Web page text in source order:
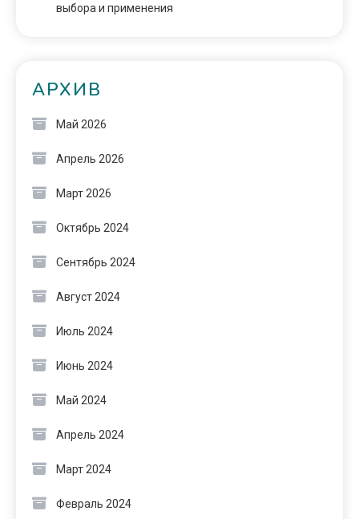
выбора и применения
АРХИВ
Май 2026
Апрель 2026
Март 2026
Октябрь 2024
Сентябрь 2024
Август 2024
Июль 2024
Июнь 2024
Май 2024
Апрель 2024
Март 2024
Февраль 2024